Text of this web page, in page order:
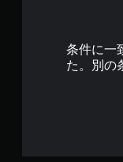
条件に一
た。別の